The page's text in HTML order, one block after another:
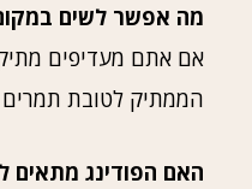
מה אפשר לשים
אם אתם מעדיפים
הממתיק לטובת תמרים
האם הפודינג מתאים